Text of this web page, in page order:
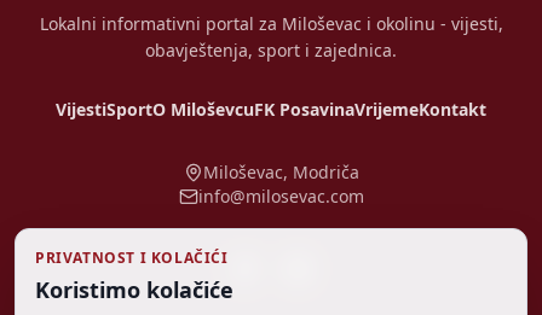
Lokalni informativni portal za Miloševac i okolinu - vijesti,
obavještenja, sport i zajednica.
VijestiSportO MiloševcuFK PosavinaVrijemeKontakt
Miloševac, Modriča
info@milosevac.com
PRIVATNOST I KOLAČIĆI
Koristimo kolačiće